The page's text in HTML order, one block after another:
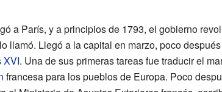
a París, y a principios de 1793, el gobierno
llamó. Llegó a la capital en marzo, poco
XVI. Una de sus primeras tareas fue traducir el
francesa para los pueblos de Europa. Poco